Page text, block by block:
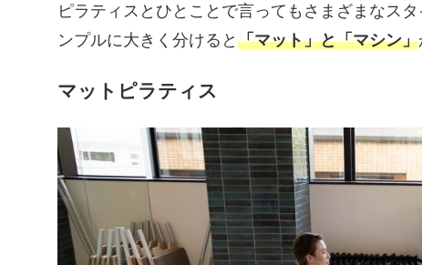
ピラティスとひとことで言ってもさまざまなス
ンプルに大きく分けると 「マット」と「マシン」
マットピラティス